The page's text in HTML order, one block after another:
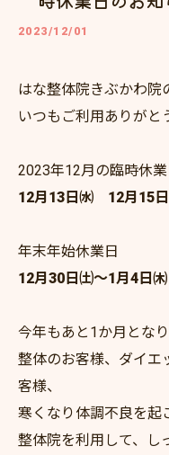
2023/12/01
はな整体院きぶかわ院
いつもご利用ありがと
2023年12月の臨時休業
12月13日㈬ 12月15
年末年始休業日
12月30日㈯～1月4日㈭
今年もあと1か月となり
整体のお客様、ダイエ
客様、
寒くなり体調不良を起
整体院を利用して、し